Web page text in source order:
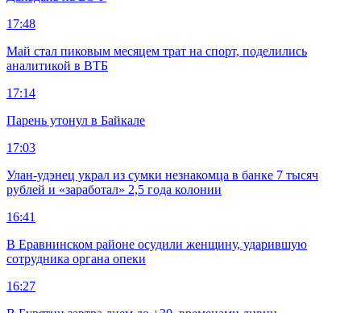
17:48
Май стал пиковым месяцем трат на спорт, поделились
аналитикой в ВТБ
17:14
Парень утонул в Байкале
17:03
Улан-удэнец украл из сумки незнакомца в банке 7 тысяч
рублей и «заработал» 2,5 года колонии
16:41
В Еравнинском районе осудили женщину, ударившую
сотрудника органа опеки
16:27